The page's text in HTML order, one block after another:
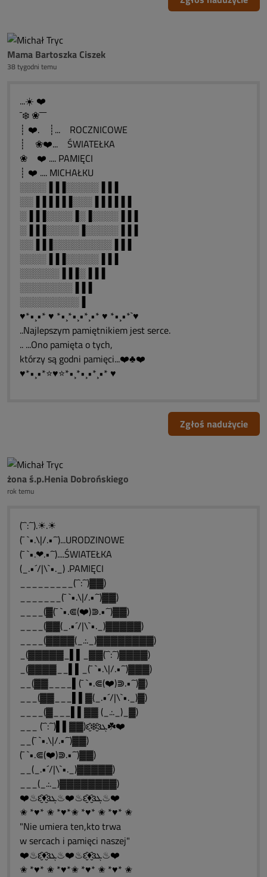
Mama Bartoszka Ciszek
38 tygodni temu
...☀️ ❤️
¯❄️ ❀¯¯¯
┊ ❤️. ┊... ROCZNICOWE
┊ ❀❤️... ŚWIATEŁKA
❀ ❤️ .... PAMIĘCI
┊ ❤️ .... MICHAŁKU
░░░░▐▐▐░░░░░▐▐▐
░░▐▐▐▐▐▐░░░▐▐▐▐▐▐
░▐▐▐░░░░▐░▐░░░░▐▐▐
░▐▐▐░░░░░▐░░░░░▐▐▐
░░▐▐▐░░░░░░░░░▐▐▐
░░░░▐▐▐░░░░░▐▐▐
░░░░░░▐▐▐░▐▐▐
░░░░░░░░▐▐▐
░░░░░░░░░▐
♥*•¸•* ♥ *•¸*•¸•*¸•* ♥ *•¸•*`♥
..Najlepszym pamiętnikiem jest serce.
.. ...Ono pamięta o tych,
którzy są godni pamięci...❤️♣❤️
♥*•¸•*⭐♥⭐*•¸*•¸•*¸•* ♥
Zgłoś nadużycie
żona ś.p.Henia Dobrońskiego
rok temu
(¯`:´¯).☀.☀
(¯ `•.\|/.•´¯)...URODZINOWE
(¯ `•.❤.•´¯)....ŚWIATEŁKA
(_.•´/|\`•._) .PAMIĘCI
_________(¯`:´¯)▓▓)
_______(¯ `•.\|/.•´¯)▓▓)
____(▓(¯ `•.⋐(❤️)⋑.•´¯)▓▓)
____(▓▓(_.•´/|\`•._)▓▓▓▓▓)
____(▓▓▓▓(_.:._)▓▓▓▓▓▓▓▓)
_(▓▓▓▓▓_▌▌_▓▓(¯`:´¯)▓▓▓▓)
_(▓▓▓▓__▌▌_(¯ `•.\|/.•´¯)▓▓▓)
__(▓▓____▌(¯ `•.⋐(❤️)⋑.•´¯)▓)
___(▓▓___▌▌▓(_.•´/|\`•._)▓)
____(▓___▌▌▓▓ (_.:._)_▓)
___ (¯`:´¯)▌▌▓▓)ԑ̮̑❄️̮̑ɜܓ☘️❤️
__(¯ `•.\|/.•´¯)▓▓)
(¯ `•.⋐(❤️)⋑.•´¯)▓▓)
__(_.•´/|\`•._)▓▓▓▓▓)
___(_.:._)▓▓▓▓▓▓▓▓)
❤️♨ԑ̮̑♦̮̑ɜܓ♨❤️♨ԑ̮̑♦̮̑ɜܓ♨❤️
✬ *♥* ✬ *♥*✬ *♥* ✬ *♥* ✬
"Nie umiera ten,kto trwa
w sercach i pamięci naszej"
❤️♨ԑ̮̑♦̮̑ɜܓ♨❤️♨ԑ̮̑♦̮̑ɜܓ♨❤️
✬ *♥* ✬ *♥*✬ *♥* ✬ *♥* ✬